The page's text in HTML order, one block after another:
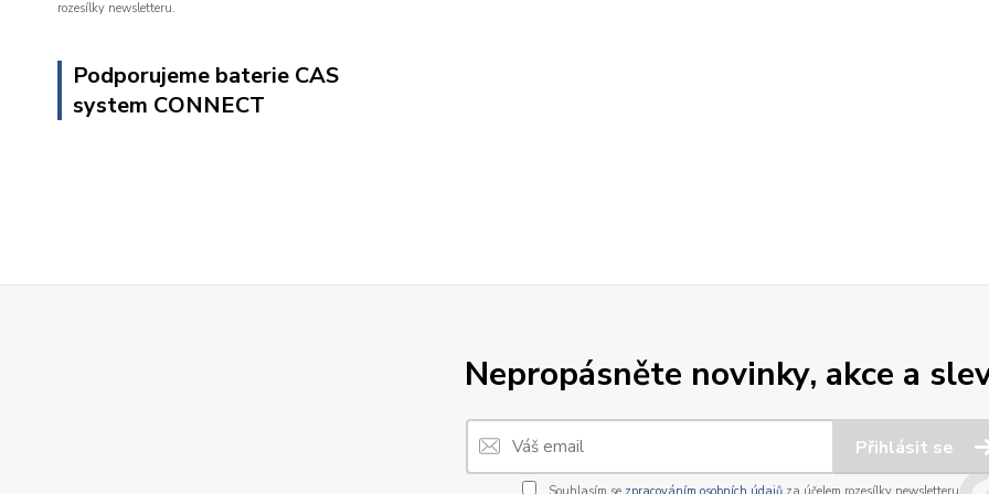
rozesílky newsletteru.
Podporujeme baterie CAS
system CONNECT
Nepropásněte novinky, akce a
Přihlásit se